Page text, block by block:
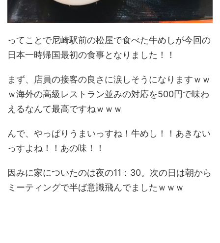
ってことで尼崎駅前の松屋で食べた牛めしが今回の
日本一時帰国最初の食事となりました！！
まず、店員の接客の良さに涙しそうになりますｗｗ
ｗ海外の高級レストラン並みの対応を500円で味わ
えるなんて最高ですねｗｗｗ
んで、やっぱりうまいっすね！牛めし！！あきない
っすよね！！あの味！！
因みに家についたのは夜の11：30。次の日は朝から
ミーティングで半ば意識飛んでましたｗｗｗ